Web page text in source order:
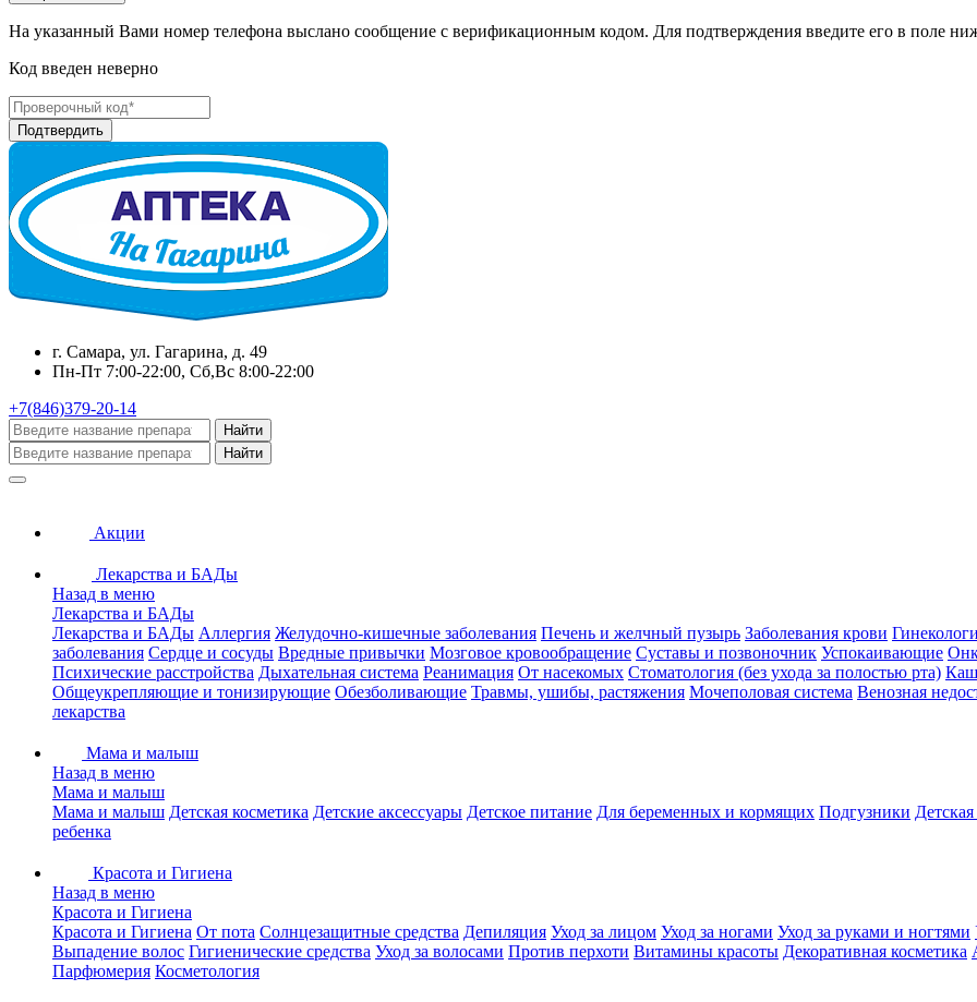
На указанный Вами номер телефона выслано сообщение с верификационным кодом. Для подтверждения введите его в поле
Код введен неверно
г. Самара, ул. Гагарина, д. 49
Пн-Пт 7:00-22:00, Сб,Вс 8:00-22:00
+7(846)379-20-14
Найти
Найти
Акции
Лекарства и БАДы
Назад в меню
Лекарства и БАДы
Лекарства и БАДы Аллергия Желудочно-кишечные заболевания Печень и желчный пузырь Заболевания крови
заболевания Сердце и сосуды Вредные привычки Мозговое кровообращение Суставы и позвоночник Успокаивающие
Психические расстройства Дыхательная система Реанимация От насекомых Стоматология (без ухода за полостью рта)
Общеукрепляющие и тонизирующие Обезболивающие Травмы, ушибы, растяжения Мочеполовая система Венозная
лекарства
Мама и малыш
Назад в меню
Мама и малыш
Мама и малыш Детская косметика Детские аксессуары Детское питание Для беременных и кормящих Подгузники
ребенка
Красота и Гигиена
Назад в меню
Красота и Гигиена
Красота и Гигиена От пота Солнцезащитные средства Депиляция Уход за лицом Уход за ногами Уход за руками и ногтями
Выпадение волос Гигиенические средства Уход за волосами Против перхоти Витамины красоты Декоративная косметика
Парфюмерия Косметология